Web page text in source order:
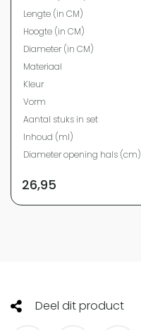
Lengte (in CM)
Hoogte (in CM)
Diameter (in CM)
Materiaal
Kleur
Vorm
Aantal stuks in set
Inhoud (ml)
Diameter opening hals (cm)
26,95
Deel dit product